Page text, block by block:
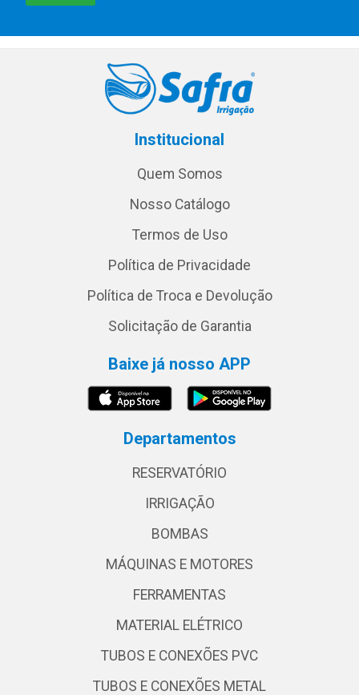
Institucional
Quem Somos
Nosso Catálogo
Termos de Uso
Política de Privacidade
Política de Troca e Devolução
Solicitação de Garantia
Baixe já nosso APP
Departamentos
RESERVATÓRIO
IRRIGAÇÃO
BOMBAS
MÁQUINAS E MOTORES
FERRAMENTAS
MATERIAL ELÉTRICO
TUBOS E CONEXÕES PVC
TUBOS E CONEXÕES METAL